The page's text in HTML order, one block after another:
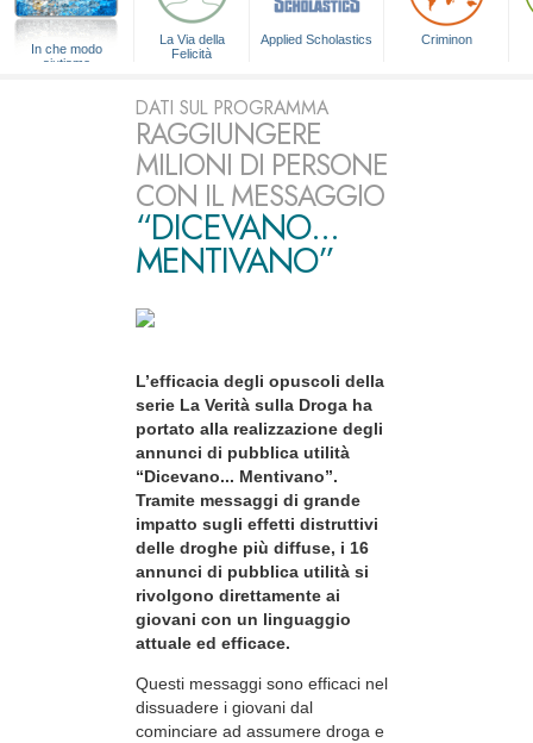
In che modo
aiutiamo
La Via della
Felicità
Applied Scholastics Criminon
DATI SUL PROGRAMMA
RAGGIUNGERE
MILIONI DI PERSONE
CON IL MESSAGGIO
“DICEVANO...
MENTIVANO”
L’efficacia degli opuscoli della
serie La Verità sulla Droga ha
portato alla realizzazione degli
annunci di pubblica utilità
“Dicevano... Mentivano”.
Tramite messaggi di grande
impatto sugli effetti distruttivi
delle droghe più diffuse, i 16
annunci di pubblica utilità si
rivolgono direttamente ai
giovani con un linguaggio
attuale ed efficace.
Questi messaggi sono efficaci nel
dissuadere i giovani dal
cominciare ad assumere droga e